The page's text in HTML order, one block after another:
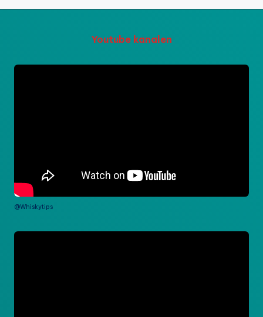
Youtube kanalen
@Whiskytips